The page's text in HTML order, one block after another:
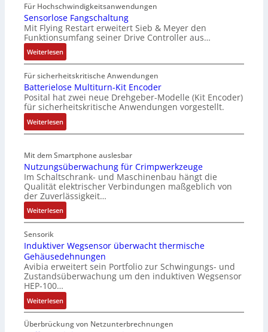
t
e
L
a
s
e
r
t
r
i
a
n
u
l
a
t
i
o
n
s
I
-
R
ü
c
k
g
r
t
e
r
F
a
b
r
i
Für Hochschwindigkeitsanwendungen
Sensorlose Fangschaltung
Mit Flying Restart erweitert Sieb & Meyer den
Funktionsumfang seiner Drive Controller aus…
Weiterlesen:
S
e
n
s
o
l
s
e
F
a
n
g
s
h
a
l
t
u
n
g
Für sicherheitskritische Anwendungen
Batterielose Multiturn-Kit Encoder
Posital hat zwei neue Drehgeber-Modelle (Kit Encoder)
für sicherheitskritische Anwendungen vorgestellt.
Weiterlesen:
B
t
t
e
r
i
e
l
s
e
M
u
l
t
i
t
Mit dem Smartphone auslesbar
Nutzungsüberwachung für Crimpwerkzeuge
Im Schaltschrank- und Maschinenbau hängt die
Qualität elektrischer Verbindungen maßgeblich von
der Zuverlässigkeit…
Weiterlesen:
N
t
z
u
n
s
ü
b
Sensorik
Induktiver Wegsensor überwacht thermische
Gehäusedehnungen
Avibia erweitert sein Portfolio zur Schwingungs- und
Zustandsüberwachung um den induktiven Wegsensor
HEP-100…
Weiterlesen:
I
n
Überbrückung von Netzunterbrechnungen